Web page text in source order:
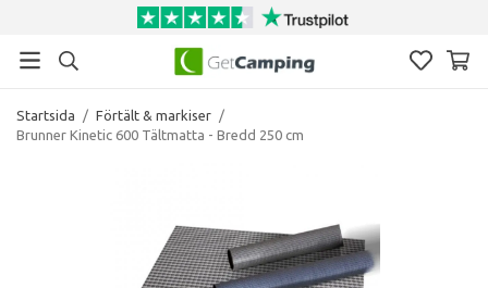
Startsida / Förtält & markiser /
Brunner Kinetic 600 Tältmatta - Bredd 250 cm